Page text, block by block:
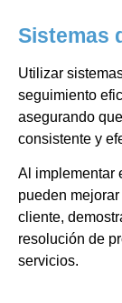
Sistemas
Utilizar
seguimiento
asegurando
consistente y
Al implementar
pueden
cliente,
resolución de
servicios.